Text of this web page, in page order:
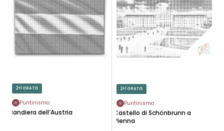
O
R
O
D
O
P
R
O
2+1 GRATIS
Puntinismo
Bandiera dell’Austria
2+1 GRATIS
Puntinismo
Castello di Schönbrunn a
Vienna